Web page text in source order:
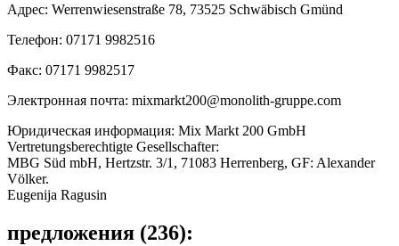
Адрес: Werrenwiesenstraße 78, 73525 Schwäbisch Gmünd
Телефон: 07171 9982516
Факс: 07171 9982517
Электронная почта: mixmarkt200@monolith-gruppe.com
Юридическая информация: Mix Markt 200 GmbH
Vertretungsberechtigte Gesellschafter:
MBG Süd mbH, Hertzstr. 3/1, 71083 Herrenberg, GF: Alexander
Völker.
Eugenija Ragusin
предложения (236):